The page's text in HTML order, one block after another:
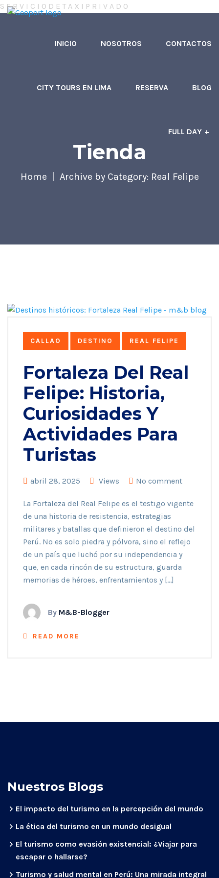
S ER V I C I O D E T A X I P R I V A D O
INICIO NOSOTROS CONTACTOS
CITY TOURS EN LIMA RESERVA BLOG
FULL DAY
Tienda
Home Archive by Category: Real Felipe
CALLAO DESTINO REAL FELIPE
Fortaleza Del Real
Felipe: Historia,
Curiosidades Y
Actividades Para
Turistas
abril 28, 2025 Views No comment
La Fortaleza del Real Felipe es el testigo vigente
de una historia de resistencia, estrategias
militares y batallas que definieron el destino del
Perú. No es solo piedra y pólvora, sino el reflejo
de un país que luchó por su independencia y
que, en cada rincón de su estructura, guarda
memorias de héroes, enfrentamientos y […]
By M&B-Blogger
READ MORE
Nuestros Blogs
El impacto del turismo en la percepción del mundo
La ética del turismo en un mundo desigual
El turismo como evasión existencial: ¿Viajar para
escapar o hallarse?
Turismo y salud mental en Perú: Una mirada integral